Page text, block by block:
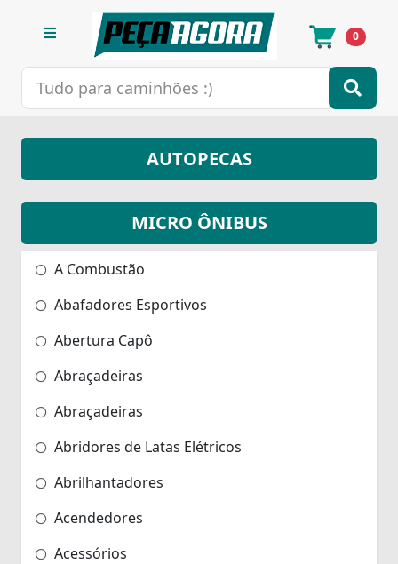
0
AUTOPECAS
MICRO ÔNIBUS
A Combustão
Abafadores Esportivos
Abertura Capô
Abraçadeiras
Abraçadeiras
Abridores de Latas Elétricos
Abrilhantadores
Acendedores
Acessórios